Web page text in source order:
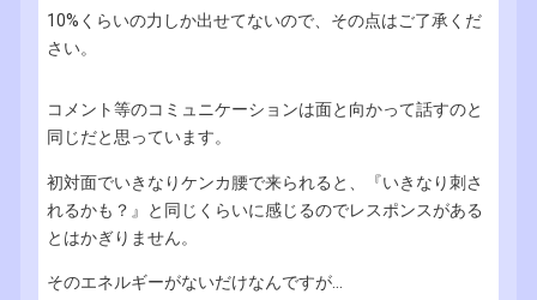
10%くらいの力しか出せてないので、その点はご了承くだ
さい。
コメント等のコミュニケーションは面と向かって話すのと
同じだと思っています。
初対面でいきなりケンカ腰で来られると、『いきなり刺さ
れるかも？』と同じくらいに感じるのでレスポンスがある
とはかぎりません。
そのエネルギーがないだけなんですが...